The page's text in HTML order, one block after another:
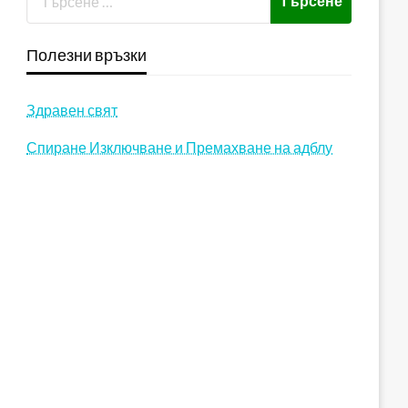
Полезни връзки
Здравен свят
Спиране Изключване и Премахване на адблу